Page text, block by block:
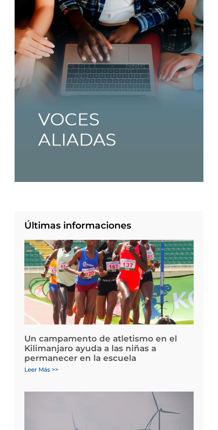
Últimas informaciones
Un campamento de atletismo en el
Kilimanjaro ayuda a las niñas a
permanecer en la escuela
Leer Más >>